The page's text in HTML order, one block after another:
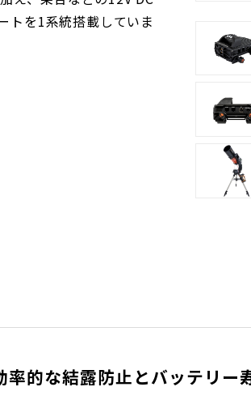
トを1系統搭載していま
的な結露防止とバッテリー